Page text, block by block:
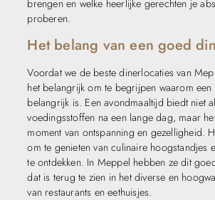
brengen en welke heerlijke gerechten je
proberen.
Het belang van een goed
Voordat we de beste dinerlocaties van
het belangrijk om te begrijpen waarom
belangrijk is. Een avondmaaltijd biedt niet
voedingsstoffen na een lange dag, maar
moment van ontspanning en gezelligheid.
om te genieten van culinaire hoogstandjes
te ontdekken. In Meppel hebben ze dit
dat is terug te zien in het diverse en
van restaurants en eethuisjes.